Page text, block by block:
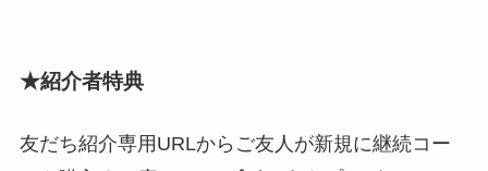
★紹介者特典
友だち紹介専用URLからご友人が新規に継続コー